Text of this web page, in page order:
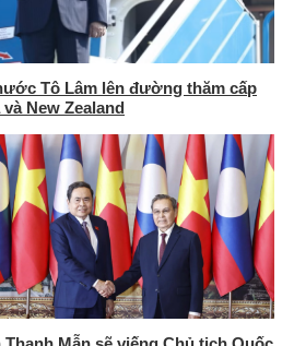
Tô Lâm lên đường thăm cấp
New Zealand